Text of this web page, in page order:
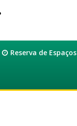
Reserva de Espaços